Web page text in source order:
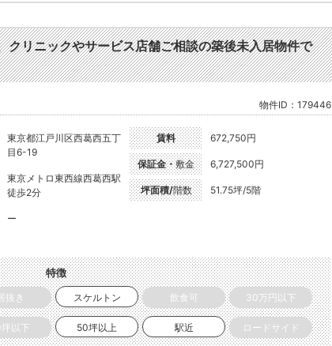
クリニックやサービス店舗ご相談の築後未入居物件で
物件ID：179446
東京都江戸川区西葛西五丁
目6-19
東京メトロ東西線西葛西駅
徒歩2分
ー
賃料 672,750円
保証金・敷金 6,727,500円
坪面積/階数 51.75坪/5階
特徴
抜き スケルトン 飲食可 30万円以下
以下 50坪以上 駅近 ロードサイド